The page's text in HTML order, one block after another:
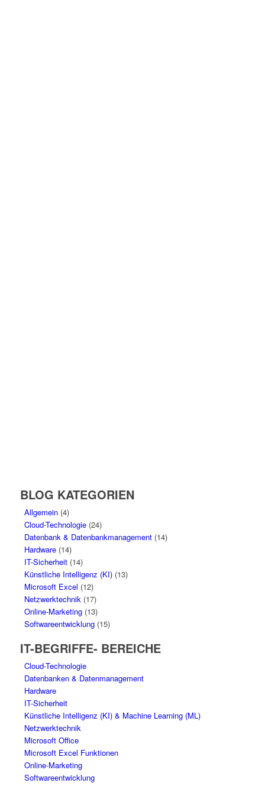
BLOG KATEGORIEN
Allgemein(4)
Cloud-Technologie(24)
Datenbank & Datenbankmanagement(14)
Hardware(14)
IT-Sicherheit(14)
Künstliche Intelligenz (KI)(13)
Microsoft Excel (12)
Netzwerktechnik (17)
Online-Marketing(13)
Softwareentwicklung(15)
IT-BEGRIFFE- BEREICHE
Cloud-Technologie
Datenbanken & Datenmanagement
Hardware
IT-Sicherheit
Künstliche Intelligenz (KI) & Machine Learning (ML)
Netzwerktechnik
Microsoft Office
Microsoft Excel Funktionen
Online-Marketing
Softwareentwicklung